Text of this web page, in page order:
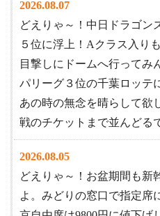
2026.08.07
どえりゃ～！中日ドラゴン
５位に浮上！Aクラス入り
目撃しにドームへ行ってみ
パリーグ３位の千葉ロッテ
あの時の無念を晴らして欲
戦のチケットまで並んどる
2026.08.05
どえりゃ～！お盆期間も新
よ。みどりの窓口で指定席